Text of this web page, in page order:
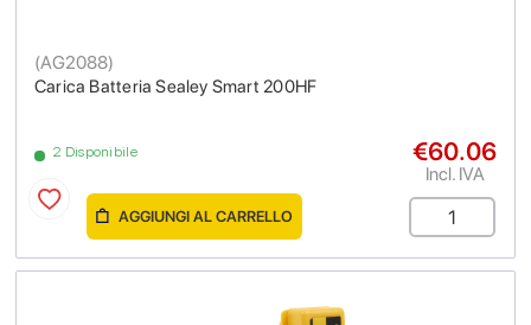
Carica Batteria Sealey Smart 200HF
(AG2088)
2 Disponibile €60.06
Incl. IVA
AGGIUNGI AL CARRELLO